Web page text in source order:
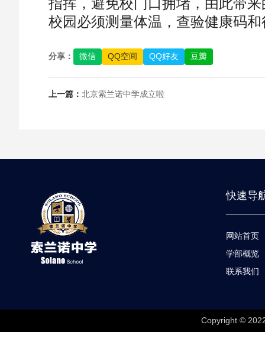
指挥，避免校门口拥堵，由此带
校园必须测量体温，查验健康码
分享： 微信 QQ空间 QQ好友 豆瓣
上一篇： 北京索兰诺中学成立啦
快速导
网站首页
学部概览
联系我们
Copyright ©